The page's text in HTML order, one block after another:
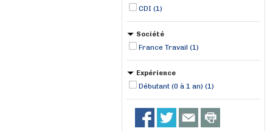
CDI (1)
Société
France Travail (1)
Expérience
Débutant (0 à 1 an) (1)